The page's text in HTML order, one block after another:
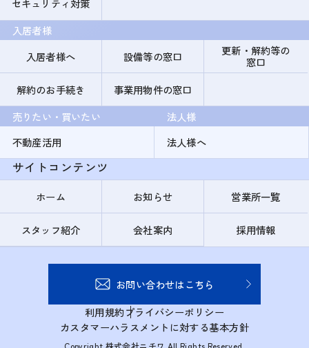
セキュリティ対策
入居者様
入居者様へ
設備等の窓口
更新・解約等の
窓口
解約のお手続き
事業用物件の窓口
売りたい・買いたい
不動産活用
法人様
法人様へ
サイトコンテンツ
ホーム お知らせ 営業所一覧
スタッフ紹介 会社案内 採用情報
お問い合わせはこちら
利用規約プライバシーポリシー
カスタマーハラスメントに対する基本方針